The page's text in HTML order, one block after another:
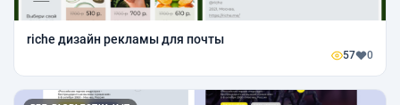
riche дизайн рекламы для почты
57 0